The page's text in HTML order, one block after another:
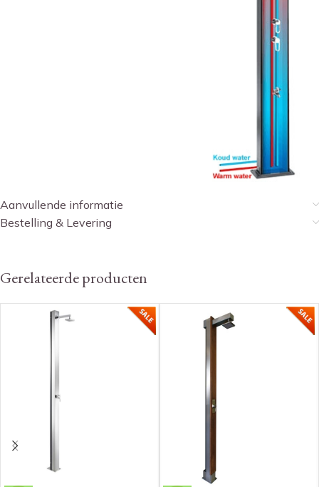
Aanvullende informatie
Bestelling & Levering
Gerelateerde producten